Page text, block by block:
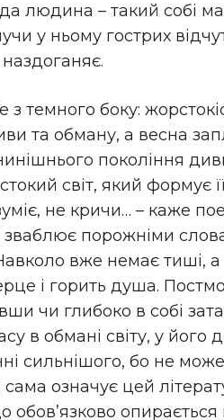
людина – такий собі
у ньому гострих
з темного боку:
та обману, а весна
покоління
світ, який формує
не кричи… – каже
зваблює порожніми
вже немає тиші, а
і горить душа.
чи глибоко в собі
в обмані світу, у його
сильнішого, бо не
означує цей
опирається